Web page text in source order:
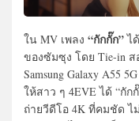
ใน MV เพลง “กักกั๊ก”ไ
ของซัมซุง โดย Tie-in
Samsung Galaxy A55
ให้สาว ๆ 4EVE ได้ “กั
ถ่ายวีดีโอ 4K ที่คมชัด ไ